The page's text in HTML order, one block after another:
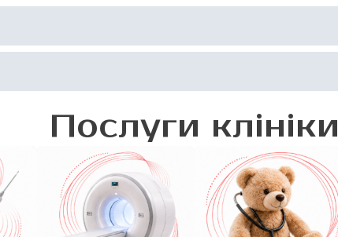
Послуги клініки